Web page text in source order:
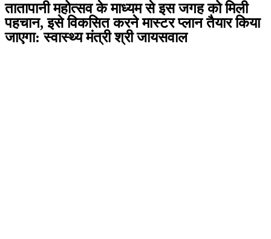
तातापानी महोत्सव के माध्यम से इस जगह को मिली
पहचान, इसे विकसित करने मास्टर प्लान तैयार किया
जाएगा: स्वास्थ्य मंत्री श्री जायसवाल